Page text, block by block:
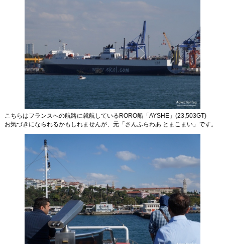
こちらはフランスへの航路に就航しているRORO船「AYSHE」(23,503GT)
お気づきになられるかもしれませんが、元「さんふらわあ とまこまい」です。